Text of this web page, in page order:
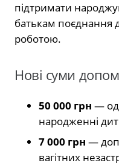
підтримати
батькам поєднання
роботою.
Нові суми
50 000 грн —
народженні
7 000 грн —
вагітних